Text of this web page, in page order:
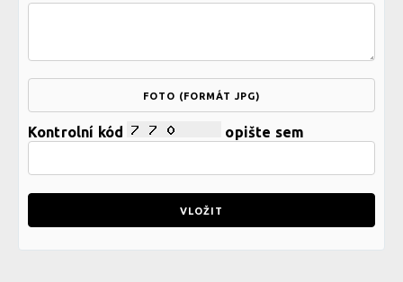
FOTO (FORMÁT JPG)
Kontrolní kód opište sem